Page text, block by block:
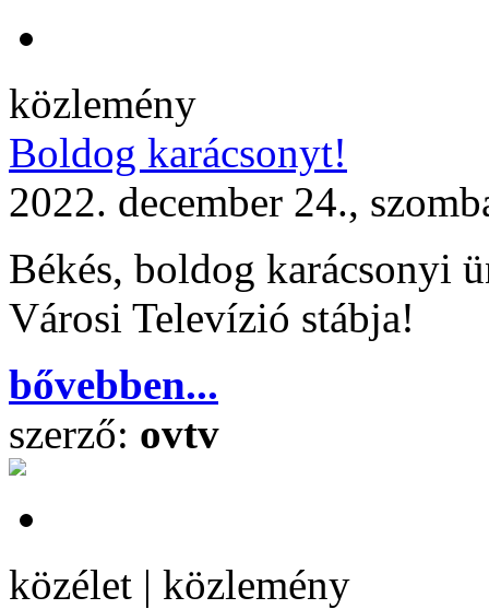
közlemény
Boldog karácsonyt!
2022. december 24.,
Békés, boldog karácsonyi
Városi Televízió stábja!
bővebben...
szerző: ovtv
közélet | közlemény